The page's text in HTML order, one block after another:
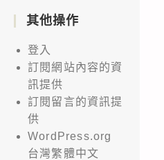
其他操作
登入
訂閱網站內容的資
訊提供
訂閱留言的資訊提
供
WordPress.org
台灣繁體中文